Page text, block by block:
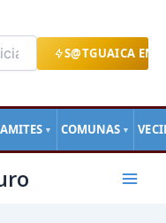
S@TGUAICA EN
▼ COMUNAS ▼
Main